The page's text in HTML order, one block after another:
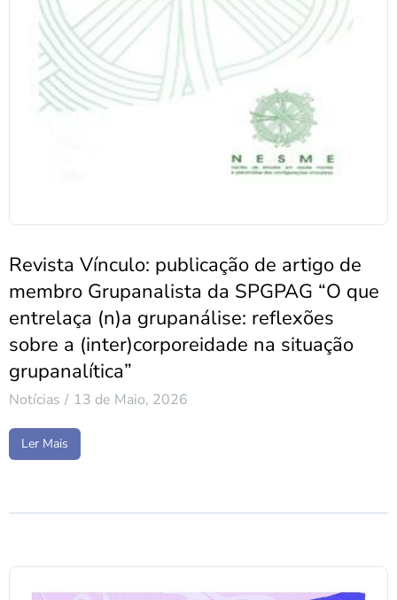
Revista Vínculo: publicação de artigo de
membro Grupanalista da SPGPAG “O que
entrelaça (n)a grupanálise: reflexões
sobre a (inter)corporeidade na situação
grupanalítica”
Notícias 13 de Maio, 2026
Ler Mais